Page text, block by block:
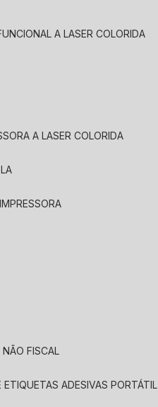
A LASER COLORIDA
A LASER COLORIDA
NÃO FISCAL
ETIQUETAS ADESIVAS PORTÁTIL